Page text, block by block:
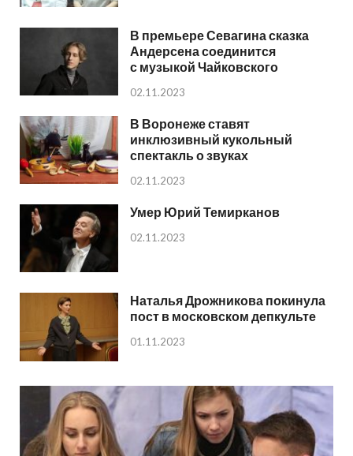
В премьере Севагина сказка
Андерсена соединится
с музыкой Чайковского
02.11.2023
В Воронеже ставят
инклюзивный кукольный
спектакль о звуках
02.11.2023
Умер Юрий Темирканов
02.11.2023
Наталья Дрожникова покинула
пост в московском депкульте
01.11.2023